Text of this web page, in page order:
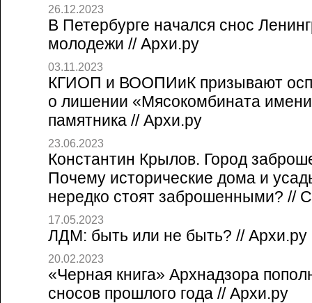
26.12.2023
В Петербурге начался снос
молодежи // Архи.ру
03.11.2023
КГИОП и ВООПИиК призывают
о лишении «Мясокомбината
памятника // Архи.ру
23.06.2023
Константин Крылов. Город
Почему исторические дома и
нередко стоят заброшенными? //
17.05.2023
ЛДМ: быть или не быть? // Архи.ру
20.02.2023
«Черная книга» Архнадзора
сносов прошлого года // Архи.ру